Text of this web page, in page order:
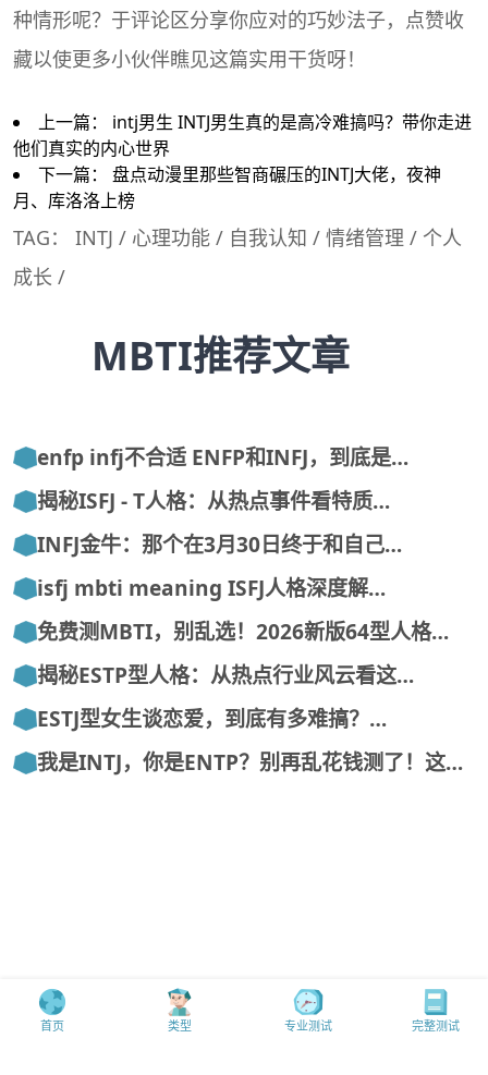
种情形呢？于评论区分享你应对的巧妙法子，点赞收
藏以使更多小伙伴瞧见这篇实用干货呀！
上一篇： intj男生 INTJ男生真的是高冷难搞吗？带你走进
他们真实的内心世界
下一篇： 盘点动漫里那些智商碾压的INTJ大佬，夜神
月、库洛洛上榜
TAG： INTJ / 心理功能 / 自我认知 / 情绪管理 / 个人
成长 /
MBTI推荐文章
enfp infj不合适 ENFP和INFJ，到底是…
揭秘ISFJ - T人格：从热点事件看特质…
INFJ金牛：那个在3月30日终于和自己…
isfj mbti meaning ISFJ人格深度解…
免费测MBTI，别乱选！2026新版64型人格…
揭秘ESTP型人格：从热点行业风云看这…
ESTJ型女生谈恋爱，到底有多难搞？…
我是INTJ，你是ENTP？别再乱花钱测了！这…
MBTI中文mbti.mobi版权所有@16personalities
首页 类型 专业测试 完整测试